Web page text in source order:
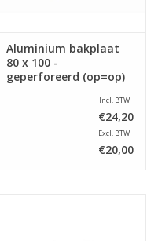
Aluminium bakplaat
80 x 100 -
geperforeerd (op=op)
Incl. BTW
€24,20
Excl. BTW
€20,00